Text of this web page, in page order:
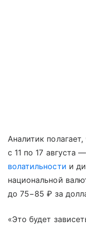
Аналитик
с 11 по 17 августа
волатильности и
национальной
до 75−85 ₽ за
«Это будет